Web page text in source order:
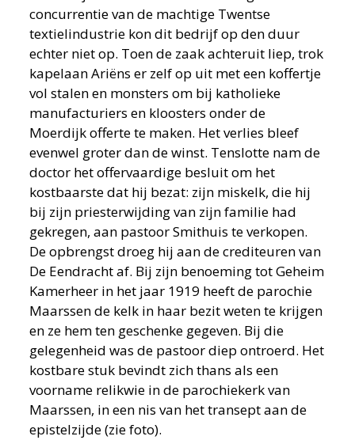
concurrentie van de machtige Twentse
textielindustrie kon dit bedrijf op den duur
echter niet op. Toen de zaak achteruit liep, trok
kapelaan Ariëns er zelf op uit met een koffertje
vol stalen en monsters om bij katholieke
manufacturiers en kloosters onder de
Moerdijk offerte te maken. Het verlies bleef
evenwel groter dan de winst. Tenslotte nam de
doctor het offervaardige besluit om het
kostbaarste dat hij bezat: zijn miskelk, die hij
bij zijn priesterwijding van zijn familie had
gekregen, aan pastoor Smithuis te verkopen.
De opbrengst droeg hij aan de crediteuren van
De Eendracht af. Bij zijn benoeming tot Geheim
Kamerheer in het jaar 1919 heeft de parochie
Maarssen de kelk in haar bezit weten te krijgen
en ze hem ten geschenke gegeven. Bij die
gelegenheid was de pastoor diep ontroerd. Het
kostbare stuk bevindt zich thans als een
voorname relikwie in de parochiekerk van
Maarssen, in een nis van het transept aan de
epistelzijde (zie foto).